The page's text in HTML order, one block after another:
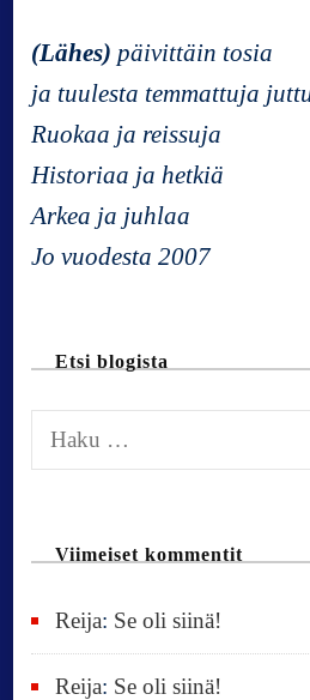
v
i
g
a
i
o
n
(Lähes) päivittäin tosia
ja tuulesta temmattuja
Ruokaa ja reissuja
Historiaa ja hetkiä
Arkea ja juhlaa
Jo vuodesta 2007
Etsi blogista
a
Viimeiset kommentit
Reija: Se oli siinä!
Reija: Se oli siinä!